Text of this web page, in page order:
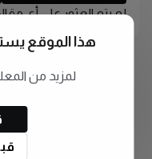
لم يتم العثور على أي
هذا الموقع
لمزيد من